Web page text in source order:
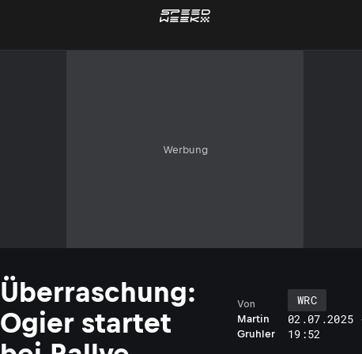
Werbung
Überraschung:
Ogier startet
Martin
Gruhler
Von
WRC
02.07.2025
19:52